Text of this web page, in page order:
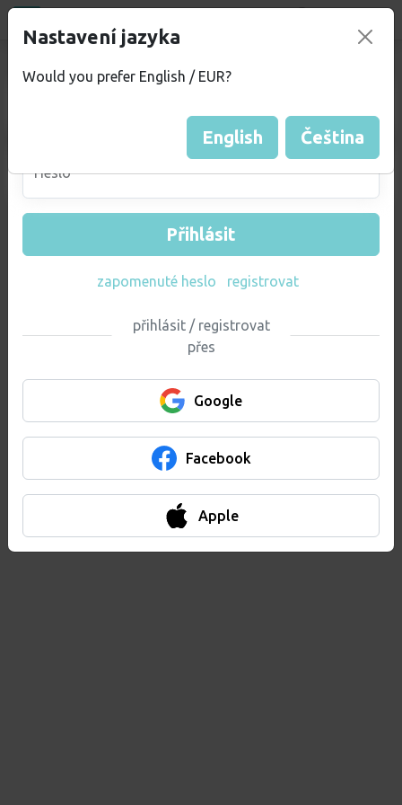
Admin sekce - přihlaš se
Přihlásit
Heslo
Přihlásit
zapomenuté heslo registrovat
přihlásit / registrovat
přes
Google
Facebook
Apple
Nastavení jazyka
Would you prefer English / EUR?
English Čeština